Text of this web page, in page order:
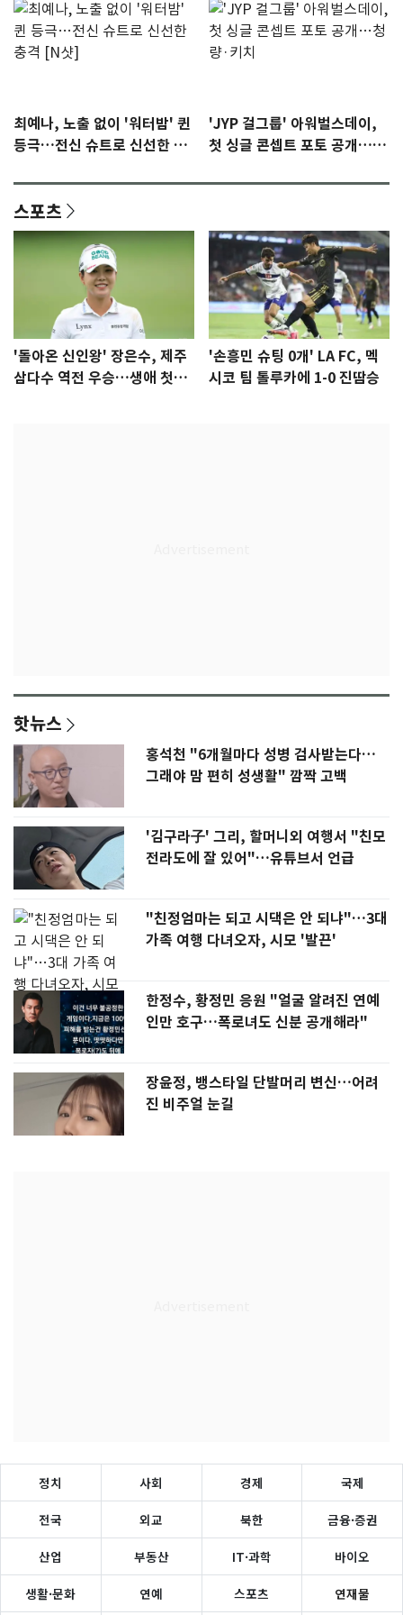
최예나, 노출 없이 '워터밤' 퀸
등극…전신 슈트로 신선한 충
'JYP 걸그룹' 아워벌스데이,
첫 싱글 콘셉트 포토 공개…청
스포츠
'돌아온 신인왕' 장은수, 제주
삼다수 역전 우승…생애 첫승
'손흥민 슈팅 0개' LA FC, 멕
시코 팀 톨루카에 1-0 진땀승
핫뉴스
홍석천 "6개월마다 성병 검사받는다…
그래야 맘 편히 성생활" 깜짝 고백
'김구라子' 그리, 할머니외 여행서 "친모
전라도에 잘 있어"…유튜브서 언급
"친정엄마는 되고 시댁은 안 되냐"…3대
가족 여행 다녀오자, 시모 '발끈'
한정수, 황정민 응원 "얼굴 알려진 연예
인만 호구…폭로녀도 신분 공개해라"
장윤정, 뱅스타일 단발머리 변신…어려
진 비주얼 눈길
정치 사회 경제 국제
전국 외교 북한 금융·증권
산업 부동산 IT·과학 바이오
생활·문화 연예 스포츠 연재물